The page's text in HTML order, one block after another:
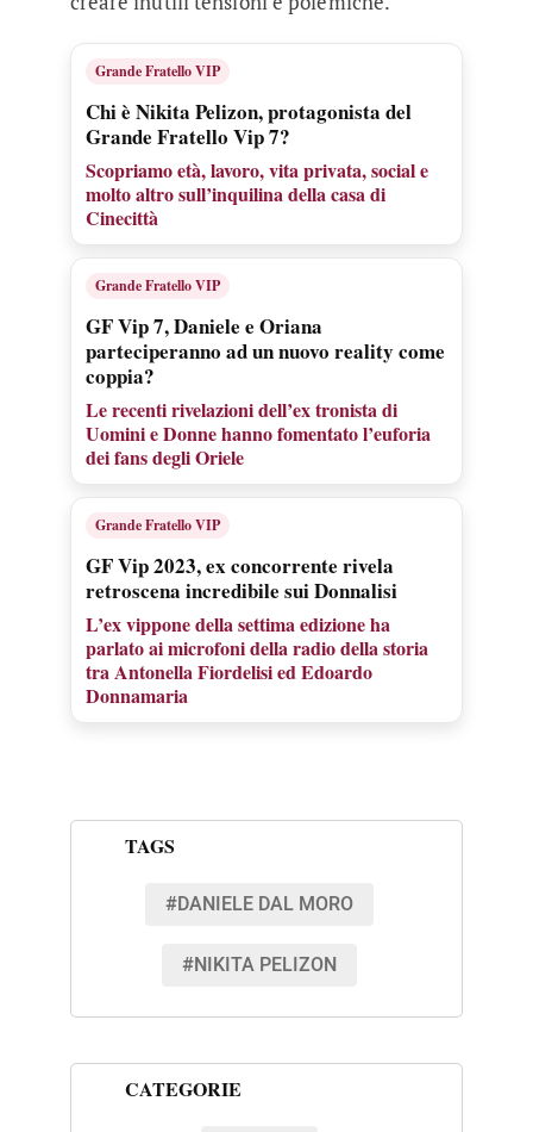
Grande Fratello VIP
Chi è Nikita Pelizon, protagonista del
Grande Fratello Vip 7?
Scopriamo età, lavoro, vita privata, social e
molto altro sull’inquilina della casa di
Cinecittà
Grande Fratello VIP
GF Vip 7, Daniele e Oriana
parteciperanno ad un nuovo reality come
coppia?
Le recenti rivelazioni dell’ex tronista di
Uomini e Donne hanno fomentato l’euforia
dei fans degli Oriele
Grande Fratello VIP
GF Vip 2023, ex concorrente rivela
retroscena incredibile sui Donnalisi
L’ex vippone della settima edizione ha
parlato ai microfoni della radio della storia
tra Antonella Fiordelisi ed Edoardo
Donnamaria
TAGS
#DANIELE DAL MORO
#NIKITA PELIZON
CATEGORIE